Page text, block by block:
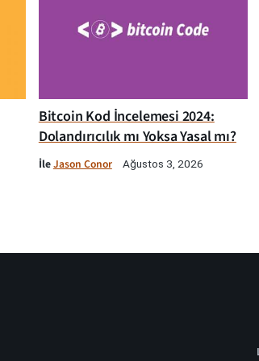
Bitcoin Kod İncelemesi 2024:
Dolandırıcılık mı Yoksa Yasal mı?
İleJason Conor Ağustos 3, 2026